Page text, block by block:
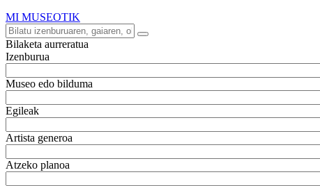
MI MUSEOTIK
Bilaketa aurreratua
Izenburua
Museo edo bilduma
Egileak
Artista generoa
Atzeko planoa